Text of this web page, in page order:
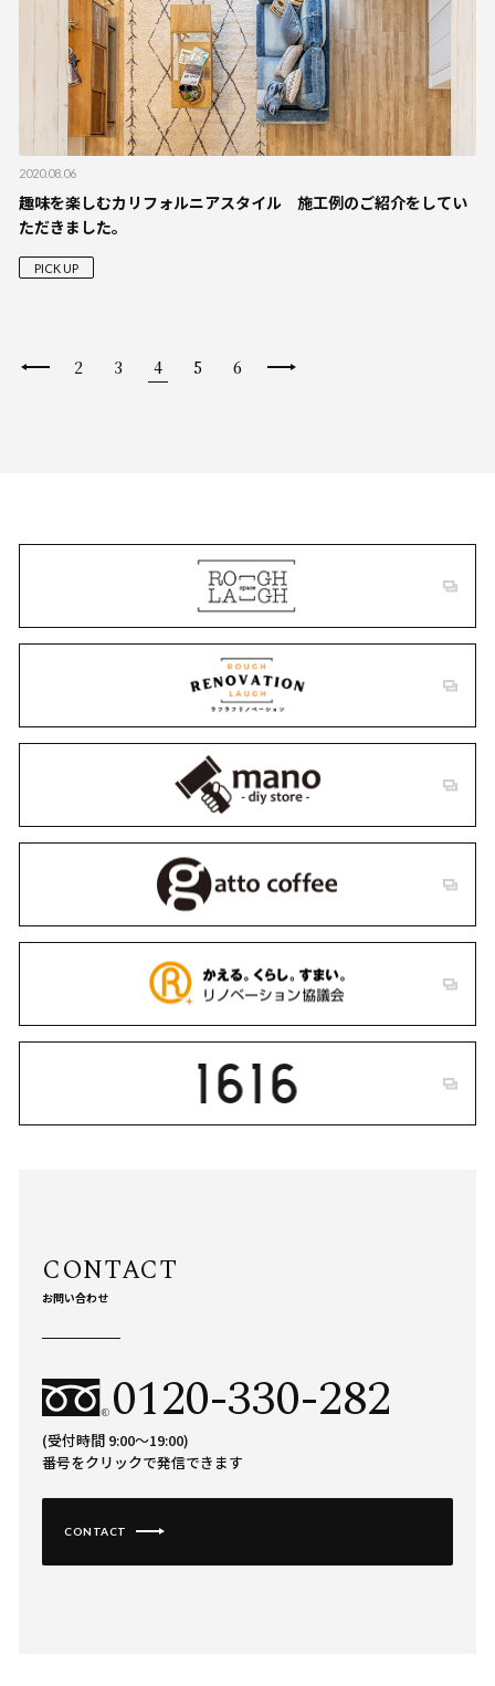
2020.08.06
趣味を楽しむカリフォルニアスタイル 施工例のご紹介をしてい
ただきました。
PICK UP
2 3 4 5 6
お問い合わせ
0120-330-282
(受付時間 9:00〜19:00)
番号をクリックで発信できます
CONTACT